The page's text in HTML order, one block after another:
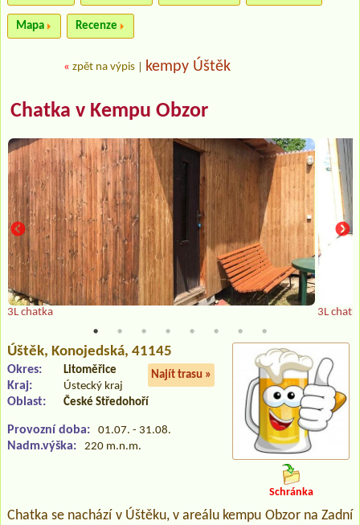
Mapa Recenze
« zpět na výpis kempy Úštěk
Chatka v Kempu Obzor
3L chatka 3L
Úštěk, Konojedská, 41145
Najít trasu »
Okres: Litoměřice
Kraj: Ústecký kraj
Oblast: České Středohoří
Provozní doba: 01.07. - 31.08.
Nadm.výška: 220 m.n.m.
Schránka
Chatka se nachází v Úštěku, v areálu kempu Obzor na Zadní